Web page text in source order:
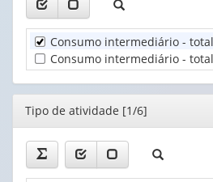
Unidade
Territorial
(1)
Tipo
de
consumo
(1)
Consumo intermediário -
Consumo intermediário -
Editor
Tipo de atividade [1/6]